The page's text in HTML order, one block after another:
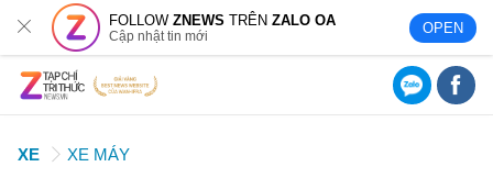
FOLLOWZNEWS TRÊNZALO OA
Cập nhật tin mới OPEN
XE XE MÁY